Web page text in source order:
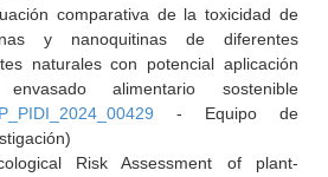
comparativa de la toxicidad de
y nanoquitinas de diferentes
naturales con potencial aplicación
alimentario sostenible
- Equipo de
Risk Assessment of plant-